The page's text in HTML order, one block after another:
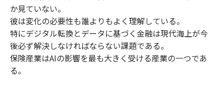
か見ていない。
彼は変化の必要性も誰よりもよく理解している。
特にデジタル転換とデータに基づく金融は現代海上が今
後必ず解決しなければならない課題である。
保険産業はAIの影響を最も大きく受ける産業の一つであ
る。